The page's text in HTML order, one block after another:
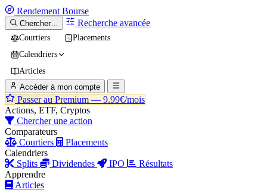
Rendement Bourse
Chercher… Recherche avancée
Courtiers
Placements
Calendriers
Articles
Accéder à mon compte
Passer au Premium — 9.99€/mois
Actions, ETF, Cryptos
Chercher une action
Comparateurs
Courtiers
Placements
Calendriers
Splits
Dividendes IPO
Résultats
Apprendre
Articles